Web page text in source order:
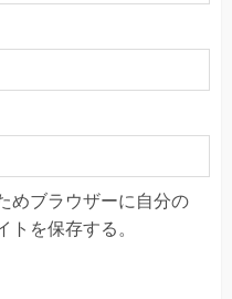
めブラウザーに自分の
を保存する。